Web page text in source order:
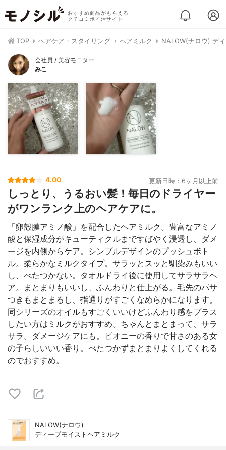
おすすめ商品がもらえる
クチコミポイ活サイト
TOP ヘアケア・スタイリング ヘアミルク NALOW(ナロウ) デ
会社員 / 美容モニター
みこ
4.00 更新日時：6ヶ月以上前
しっとり、うるおい髪！毎日のドライヤー
がワンランク上のヘアケアに。
「卵殻膜アミノ酸」を配合したヘアミルク。豊富なアミノ
酸と保湿成分がキューティクルまですばやく浸透し、ダメ
ージを内側からケア。シンプルデザインのプッシュボト
ル。柔らかなミルクタイプ。サラッとスッと馴染みもいい
し、べたつかない。タオルドライ後に使用してサラサラヘ
ア。まとまりもいいし、ふんわりと仕上がる。毛先のパサ
つきもまとまるし、指通りがすごくなめらかになります。
同シリーズのオイルもすごくいいけどふんわり感をプラス
したい方はミルクがおすすめ。ちゃんとまとまって、サラ
サラ。ダメージケアにも。ピオニーの香りで甘さのある女
の子らしいいい香り。べたつかずまとまりよくしてくれる
のでおすすめ。
NALOW(ナロウ)
ディープモイストヘアミルク